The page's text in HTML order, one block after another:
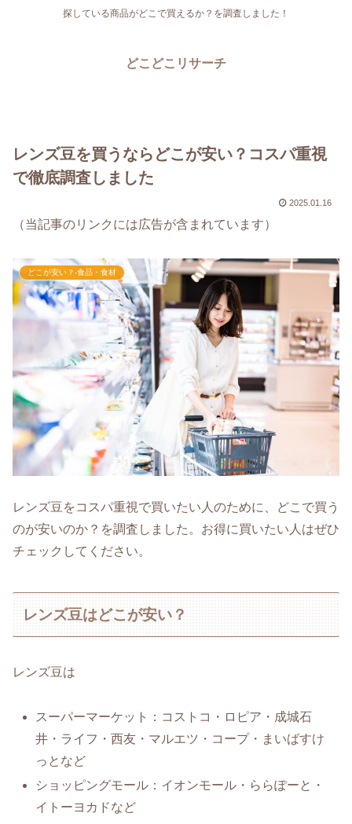
探している商品がどこで買えるか？を調査しました！
どこどこリサーチ
レンズ豆を買うならどこが安い？コスパ重視
で徹底調査しました
2025.01.16
（当記事のリンクには広告が含まれています）
どこが安い？-食品・食材
レンズ豆をコスパ重視で買いたい人のために、どこで買う
のが安いのか？を調査しました。お得に買いたい人はぜひ
チェックしてください。
レンズ豆はどこが安い？
レンズ豆は
スーパーマーケット：コストコ・ロピア・成城石
井・ライフ・西友・マルエツ・コープ・まいばすけ
っとなど
ショッピングモール：イオンモール・ららぽーと・
イトーヨカドなど